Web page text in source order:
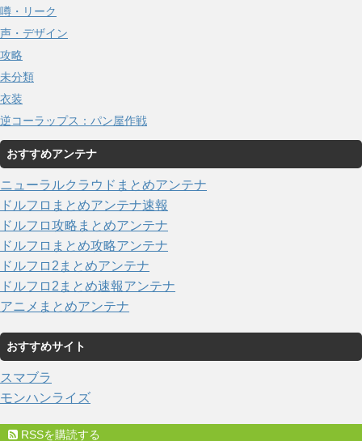
噂・リーク
声・デザイン
攻略
未分類
衣装
逆コーラップス：パン屋作戦
おすすめアンテナ
ニューラルクラウドまとめアンテナ
ドルフロまとめアンテナ速報
ドルフロ攻略まとめアンテナ
ドルフロまとめ攻略アンテナ
ドルフロ2まとめアンテナ
ドルフロ2まとめ速報アンテナ
アニメまとめアンテナ
おすすめサイト
スマブラ
モンハンライズ
RSSを購読する